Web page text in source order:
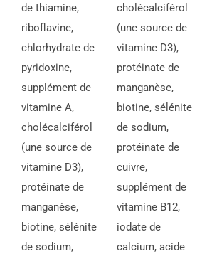
de thiamine,
riboflavine,
chlorhydrate de
pyridoxine,
supplément de
vitamine A,
cholécalciférol
(une source de
vitamine D3),
protéinate de
manganèse,
biotine, sélénite
de sodium,
cholécalciférol
(une source de
vitamine D3),
protéinate de
manganèse,
biotine, sélénite
de sodium,
protéinate de
cuivre,
supplément de
vitamine B12,
iodate de
calcium, acide